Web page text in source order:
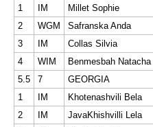
1
IM Millet Sophie
2
WGM Safranska Anda
3
IM Collas Silvia
4
WIM Benmesbah Natacha
5.5
7 GEORGIA
1
IM Khotenashvili Bela
2
IM JavaKhishvilli Lela